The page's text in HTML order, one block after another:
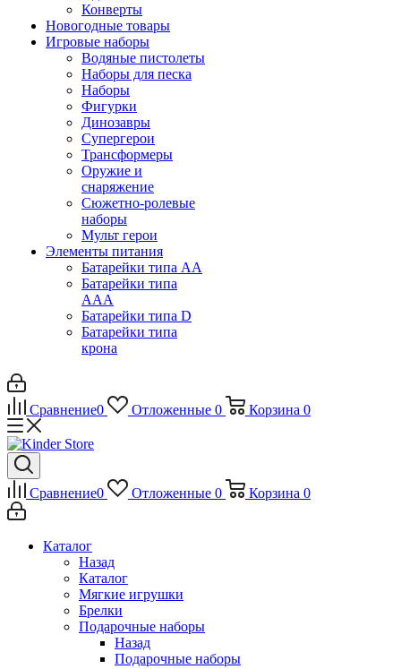
Конверты
Новогодные товары
Игровые наборы
Водяные пистолеты
Наборы для песка
Наборы
Фигурки
Динозавры
Супергерои
Трансформеры
Оружие и
снаряжение
Сюжетно-ролевые
наборы
Мульт герои
Элементы питания
Батарейки типа АА
Батарейки типа
ААА
Батарейки типа D
Батарейки типа
крона
Сравнение0 Отложенные 0 Корзина 0
Сравнение0 Отложенные 0 Корзина 0
Каталог
Назад
Каталог
Мягкие игрушки
Брелки
Подарочные наборы
Назад
Подарочные наборы